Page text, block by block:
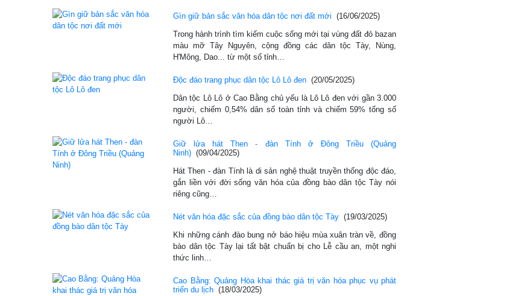
Gìn giữ bản sắc văn hóa dân tộc nơi đất mới (16/06/2025)
Trong hành trình tìm kiếm cuộc sống mới tại vùng đất đỏ bazan
màu mỡ Tây Nguyên, cộng đồng các dân tộc Tày, Nùng,
H'Mông, Dao... từ một số tỉnh…
Độc đáo trang phục dân tộc Lô Lô đen (20/05/2025)
Dân tộc Lô Lô ở Cao Bằng chủ yếu là Lô Lô đen với gần 3.000
người, chiếm 0,54% dân số toàn tỉnh và chiếm 59% tổng số
người Lô…
Giữ lửa hát Then - đàn Tính ở Đông Triều (Quảng
Ninh) (09/04/2025)
Hát Then - đàn Tính là di sản nghệ thuật truyền thống độc đáo,
gắn liền với đời sống văn hóa của đồng bào dân tộc Tày nói
riêng cũng…
Nét văn hóa đặc sắc của đồng bào dân tộc Tày (19/03/2025)
Khi những cánh đào bung nở báo hiệu mùa xuân tràn về, đồng
bào dân tộc Tày lại tất bật chuẩn bị cho Lễ cầu an, một nghi
thức linh…
Cao Bằng: Quảng Hòa khai thác giá trị văn hóa phục vụ phát
triển du lịch (18/03/2025)